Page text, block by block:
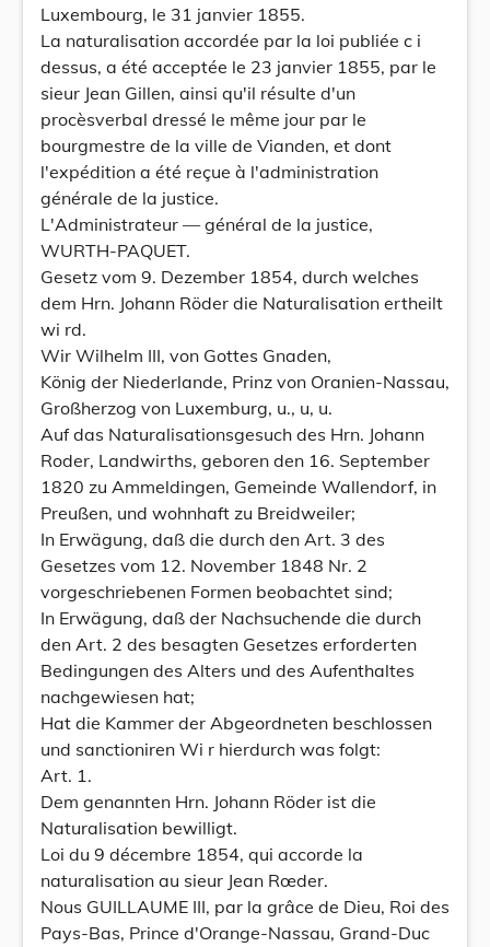
Luxembourg, le 31 janvier 1855.
La naturalisation accordée par la loi publiée c i
dessus, a été acceptée le 23 janvier 1855, par le
sieur Jean Gillen, ainsi qu'il résulte d'un
procèsverbal dressé le même jour par le
bourgmestre de la ville de Vianden, et dont
l'expédition a été reçue à l'administration
générale de la justice.
L'Administrateur — général de la justice,
WURTH-PAQUET.
Gesetz vom 9. Dezember 1854, durch welches
dem Hrn. Johann Röder die Naturalisation ertheilt
wi rd.
Wir Wilhelm III, von Gottes Gnaden,
König der Niederlande, Prinz von Oranien-Nassau,
Großherzog von Luxemburg, u., u, u.
Auf das Naturalisationsgesuch des Hrn. Johann
Roder, Landwirths, geboren den 16. September
1820 zu Ammeldingen, Gemeinde Wallendorf, in
Preußen, und wohnhaft zu Breidweiler;
In Erwägung, daß die durch den Art. 3 des
Gesetzes vom 12. November 1848 Nr. 2
vorgeschriebenen Formen beobachtet sind;
In Erwägung, daß der Nachsuchende die durch
den Art. 2 des besagten Gesetzes erforderten
Bedingungen des Alters und des Aufenthaltes
nachgewiesen hat;
Hat die Kammer der Abgeordneten beschlossen
und sanctioniren Wi r hierdurch was folgt:
Art. 1.
Dem genannten Hrn. Johann Röder ist die
Naturalisation bewilligt.
Loi du 9 décembre 1854, qui accorde la
naturalisation au sieur Jean Rœder.
Nous GUILLAUME III, par la grâce de Dieu, Roi des
Pays-Bas, Prince d'Orange-Nassau, Grand-Duc